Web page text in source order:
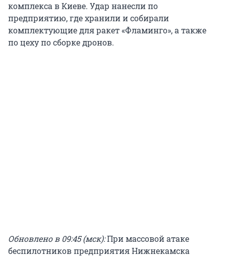
комплекса в Киеве. Удар нанесли по
предприятию, где хранили и собирали
комплектующие для ракет «Фламинго», а также
по цеху по сборке дронов.
Обновлено в 09:45 (мск):При массовой атаке
беспилотников предприятия Нижнекамска